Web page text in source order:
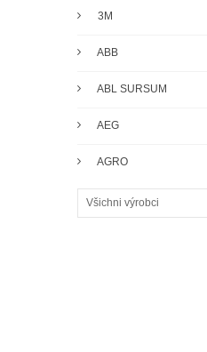
3M
ABB
ABL SURSUM
AEG
AGRO
Všichni výrobci